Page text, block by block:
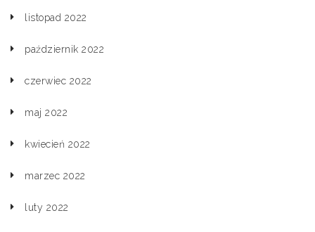
listopad 2022
październik 2022
czerwiec 2022
maj 2022
kwiecień 2022
marzec 2022
luty 2022